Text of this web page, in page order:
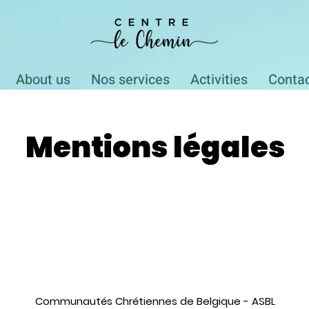
About us Nos services Activities
Mentions légales
Communautés Chrétiennes de Belgique - ASBL